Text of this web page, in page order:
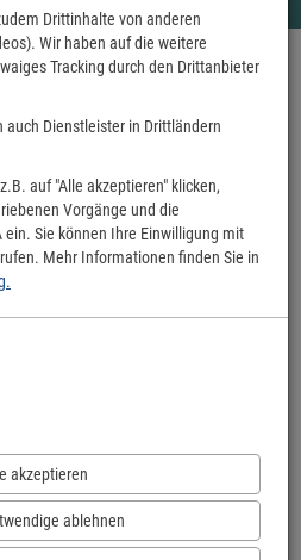
Drittinhalte von anderen
Wir haben auf die weitere
Tracking durch den Drittanbieter
auch Dienstleister in Drittländern
auf "Alle akzeptieren" klicken,
Vorgänge und die
Sie können Ihre Einwilligung mit
Mehr Informationen finden Sie in
akzeptieren
ablehnen
für Urlaub, Strand, Balkon und entspannte